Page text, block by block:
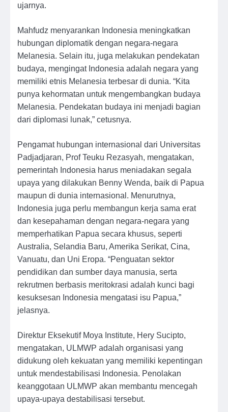
ujarnya.
Mahfudz menyarankan Indonesia meningkatkan
hubungan diplomatik dengan negara-negara
Melanesia. Selain itu, juga melakukan pendekatan
budaya, mengingat Indonesia adalah negara yang
memiliki etnis Melanesia terbesar di dunia. “Kita
punya kehormatan untuk mengembangkan budaya
Melanesia. Pendekatan budaya ini menjadi bagian
dari diplomasi lunak,” cetusnya.
Pengamat hubungan internasional dari Universitas
Padjadjaran, Prof Teuku Rezasyah, mengatakan,
pemerintah Indonesia harus meniadakan segala
upaya yang dilakukan Benny Wenda, baik di Papua
maupun di dunia internasional. Menurutnya,
Indonesia juga perlu membangun kerja sama erat
dan kesepahaman dengan negara-negara yang
memperhatikan Papua secara khusus, seperti
Australia, Selandia Baru, Amerika Serikat, Cina,
Vanuatu, dan Uni Eropa. “Penguatan sektor
pendidikan dan sumber daya manusia, serta
rekrutmen berbasis meritokrasi adalah kunci bagi
kesuksesan Indonesia mengatasi isu Papua,”
jelasnya.
Direktur Eksekutif Moya Institute, Hery Sucipto,
mengatakan, ULMWP adalah organisasi yang
didukung oleh kekuatan yang memiliki kepentingan
untuk mendestabilisasi Indonesia. Penolakan
keanggotaan ULMWP akan membantu mencegah
upaya-upaya destabilisasi tersebut.